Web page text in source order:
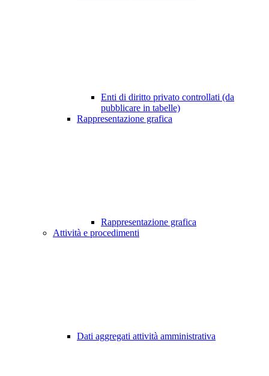
Enti di diritto privato controllati (da
pubblicare in tabelle)
Rappresentazione grafica
Rappresentazione grafica
Attività e procedimenti
Dati aggregati attività amministrativa